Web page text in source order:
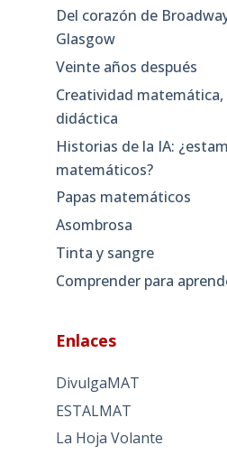
Del corazón de
Glasgow
Veinte años después
Creatividad
didáctica
Historias de la IA:
matemáticos?
Papas matemáticos
Asombrosa
Tinta y sangre
Comprender para
Enlaces
DivulgaMAT
ESTALMAT
La Hoja Volante